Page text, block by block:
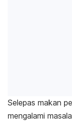
Selepas makan
mengalami